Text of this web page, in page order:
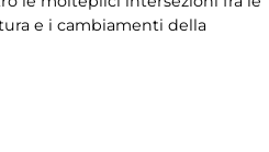
e i cambiamenti della